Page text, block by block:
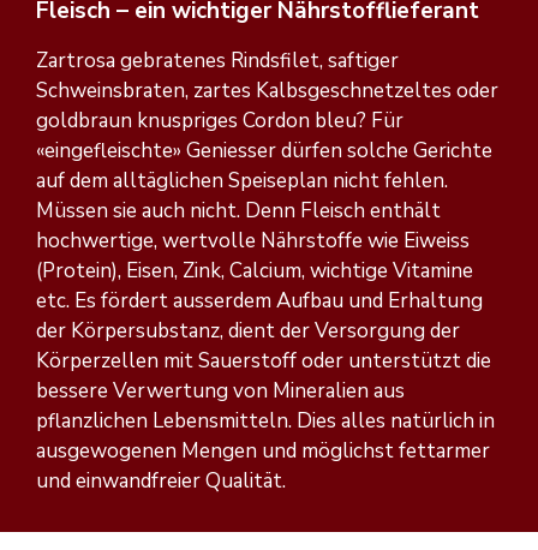
Fleisch – ein wichtiger Nährstofflieferant
Zartrosa gebratenes Rindsfilet, saftiger
Schweinsbraten, zartes Kalbsgeschnetzeltes oder
goldbraun knuspriges Cordon bleu? Für
«eingefleischte» Geniesser dürfen solche Gerichte
auf dem alltäglichen Speiseplan nicht fehlen.
Müssen sie auch nicht. Denn Fleisch enthält
hochwertige, wertvolle Nährstoffe wie Eiweiss
(Protein), Eisen, Zink, Calcium, wichtige Vitamine
etc. Es fördert ausserdem Aufbau und Erhaltung
der Körpersubstanz, dient der Versorgung der
Körperzellen mit Sauerstoff oder unterstützt die
bessere Verwertung von Mineralien aus
pflanzlichen Lebensmitteln. Dies alles natürlich in
ausgewogenen Mengen und möglichst fettarmer
und einwandfreier Qualität.